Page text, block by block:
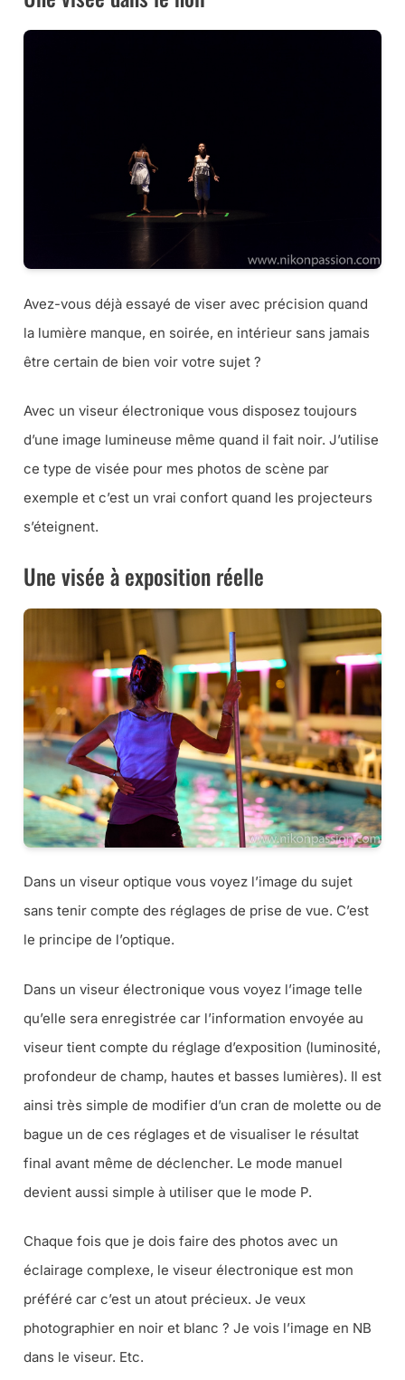
Avez-vous déjà essayé de viser avec précision quand
la lumière manque, en soirée, en intérieur sans jamais
être certain de bien voir votre sujet ?
Avec un viseur électronique vous disposez toujours
d’une image lumineuse même quand il fait noir. J’utilise
ce type de visée pour mes photos de scène par
exemple et c’est un vrai confort quand les projecteurs
s’éteignent.
Une visée à exposition réelle
Dans un viseur optique vous voyez l’image du sujet
sans tenir compte des réglages de prise de vue. C’est
le principe de l’optique.
Dans un viseur électronique vous voyez l’image telle
qu’elle sera enregistrée car l’information envoyée au
viseur tient compte du réglage d’exposition (luminosité,
profondeur de champ, hautes et basses lumières). Il est
ainsi très simple de modifier d’un cran de molette ou de
bague un de ces réglages et de visualiser le résultat
final avant même de déclencher. Le mode manuel
devient aussi simple à utiliser que le mode P.
Chaque fois que je dois faire des photos avec un
éclairage complexe, le viseur électronique est mon
préféré car c’est un atout précieux. Je veux
photographier en noir et blanc ? Je vois l’image en NB
dans le viseur. Etc.